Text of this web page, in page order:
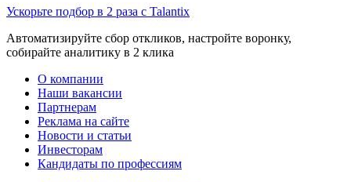
Ускорьте подбор в 2 раза с Talantix
Автоматизируйте сбор откликов, настройте воронку,
собирайте аналитику в 2 клика
О компании
Наши вакансии
Партнерам
Реклама на сайте
Новости и статьи
Инвесторам
Кандидаты по профессиям